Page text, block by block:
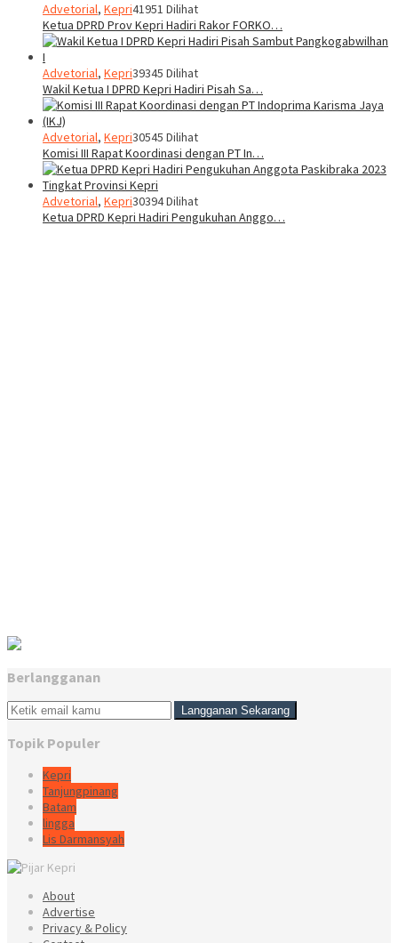
Advetorial, Kepri41951 Dilihat
Ketua DPRD Prov Kepri Hadiri Rakor FORKO…
Advetorial, Kepri39345 Dilihat
Wakil Ketua I DPRD Kepri Hadiri Pisah Sa…
Advetorial, Kepri30545 Dilihat
Komisi III Rapat Koordinasi dengan PT In…
Advetorial, Kepri30394 Dilihat
Ketua DPRD Kepri Hadiri Pengukuhan Anggo…
Berlangganan
Topik Populer
Kepri
Tanjungpinang
Batam
lingga
Lis Darmansyah
About
Advertise
Privacy & Policy